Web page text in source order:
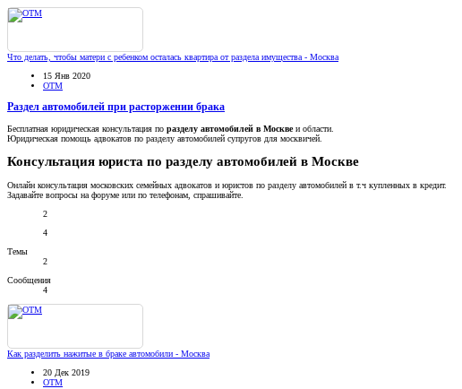
Что делать, чтобы матери с ребенком осталась квартира от раздела имущества - Москва
15 Янв 2020
OTM
Раздел автомобилей при расторжении брака
Бесплатная юридическая консультация по разделу автомобилей в Москвеи области.
Юридическая помощь адвокатов по разделу автомобилей супругов для москвичей.
Консультация юриста по разделу автомобилей в Москве
Онлайн консультация московских семейных адвокатов и юристов по разделу автомобилей в т.ч купленных в кредит.
Задавайте вопросы на форуме или по телефонам, спрашивайте.
2
4
Темы
2
Сообщения
4
Как разделить нажитые в браке автомобили - Москва
20 Дек 2019
OTM